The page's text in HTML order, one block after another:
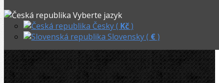
Vyberte jazyk
Česky ( Kč)
Slovensky ( €)
CBC Rolna 30mm pro UNI60